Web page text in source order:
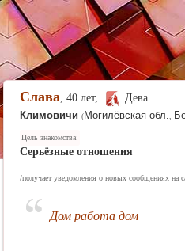
Слава, 40 лет,
Дева
Климовичи (Могилёвская обл.
Цель знакомства:
Серьёзные отношения
/получает уведомления о новых сообщениях на
Дом работа дом